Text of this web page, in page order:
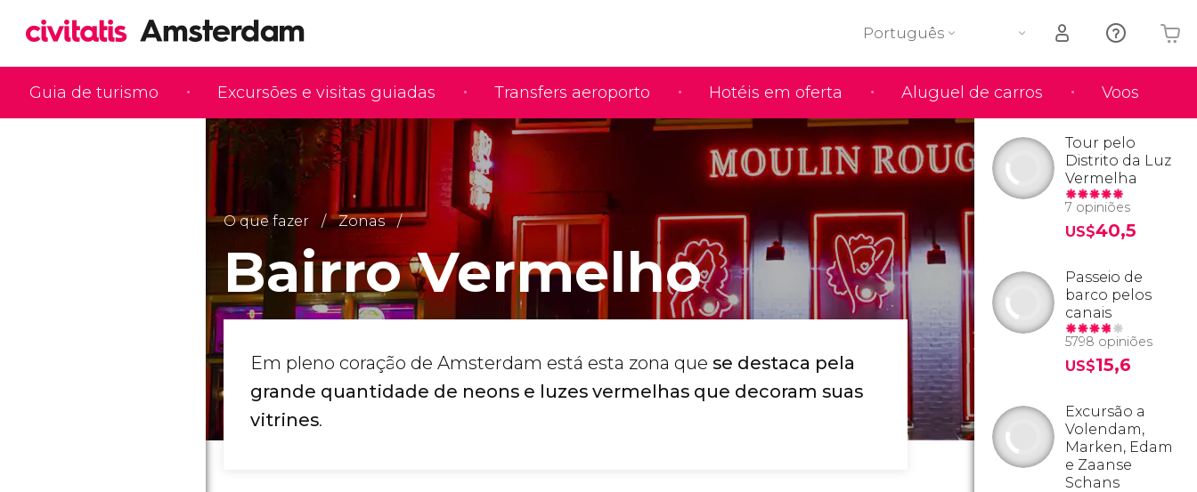
Guia de turismo Excursões e visitas guiadas Transfers aeroporto Hotéis em oferta Aluguel de carros Voos
Português
O seu carrinho está vazio
O que fazer Zonas
Bairro Vermelho
Em pleno coração de Amsterdam está esta zona que se destaca pela
grande quantidade de neons e luzes vermelhas que decoram suas
vitrines.
Tour pelo
Distrito da Luz
Vermelha
7 opiniões
US$40,5
Passeio de
barco pelos
canais
5798 opiniões
US$15,6
Excursão a
Volendam,
Marken, Edam
e Zaanse
Schans